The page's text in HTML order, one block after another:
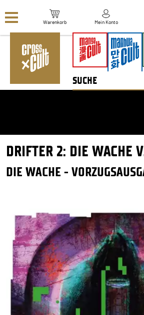
Warenkorb Mein Konto
DRIFTER 2: DIE WACHE
DIE WACHE -